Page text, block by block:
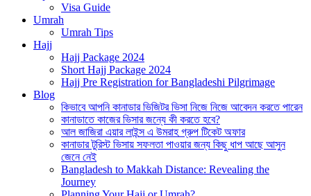
Visa Guide
Umrah
Umrah Tips
Hajj
Hajj Package 2024
Short Hajj Package 2024
Hajj Pre Registration for Bangladeshi Pilgrimage
Blog
কিভাবে আপনি কানাডার ভিজিটর ভিসা নিজে নিজে আবেদন করতে পারেন
কানাডাতে কাজের ভিসার জন্যে কী করতে হবে?
আল জাজিরা এয়ার লাইন্স এ উমরাহ গ্রুপ টিকেট অফার
কানাডার টুরিস্ট ভিসায় সফলতা পাওয়ার জন্য কিছু ধাপ আছে আসুন
জেনে নেই
Bangladesh to Makkah Distance: Revealing the
Journey